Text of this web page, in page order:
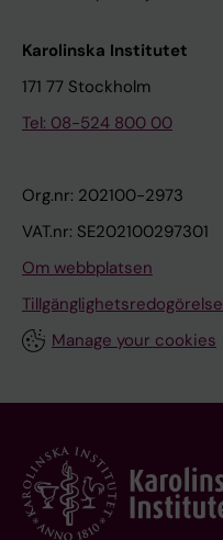
Karolinska Institutet
171 77 Stockholm
Tel: 08-524 800 00
Org.nr: 202100-2973
VAT.nr: SE202100297301
Om webbplatsen
Tillgänglighetsredogörelse
Manage your cookies